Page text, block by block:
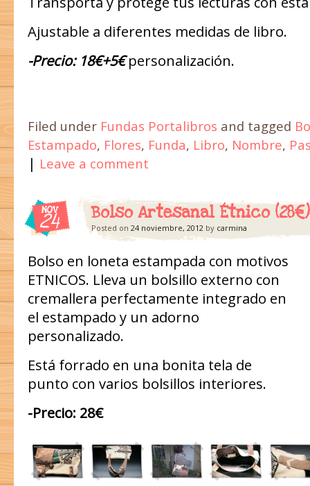
Ajustable a diferentes medidas de libro.
-Precio: 18€+5€personalización.
Filed under Fundas Portalibros and tagged
Estampado, Flores, Funda, Libro, Nombre,
| Leave a comment
NOV
24 Bolso Artesanal Étnico (28€)
Posted on 24 noviembre, 2012 by carmina
Bolso en loneta estampada con motivos
ETNICOS. Lleva un bolsillo externo con
cremallera perfectamente integrado en
el estampado y un adorno
personalizado.
Está forrado en una bonita tela de
punto con varios bolsillos interiores.
-Precio: 28€